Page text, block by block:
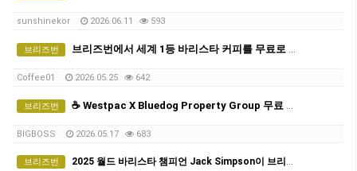
sunshinekor 2026.06.11 593
브리즈번 브리즈번에서 세계 1등 바리스타 커피를 무료로 마실 수 있다면?
Coffee01 2026.05.25 642
브리즈번 ☕️ Westpac X Bluedog Property Group 무료 커피 & 부동산 토크 - 5월21일(목)
BIGBOSS 2026.05.17 683
브리즈번 2025 월드 바리스타 챔피언 Jack Simpson이 브리즈번에 옵니다! - The Hideout Team